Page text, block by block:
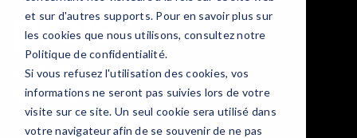
et sur d'autres supports. Pour en savoir plus sur
les cookies que nous utilisons, consultez notre
Politique de confidentialité.
Si vous refusez l'utilisation des cookies, vos
informations ne seront pas suivies lors de votre
visite sur ce site. Un seul cookie sera utilisé dans
votre navigateur afin de se souvenir de ne pas
projet
13/06/2024
Focustribes